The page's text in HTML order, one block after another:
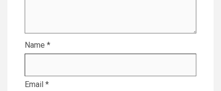
Name *
Email *